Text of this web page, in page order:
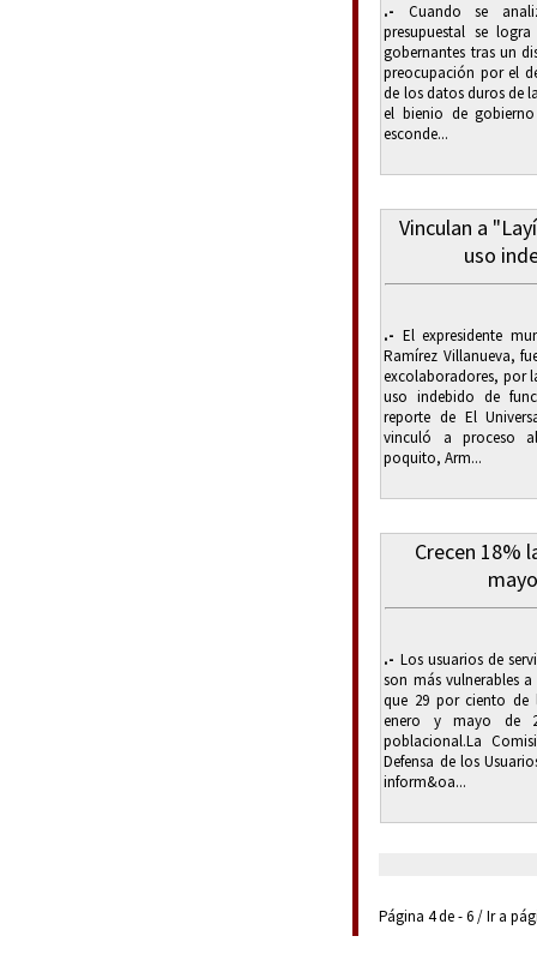
.- Cuando se
presupuestal se
gobernantes tras un
preocupación por el
de los datos duros de
el bienio de
esconde...
Vinculan a
uso
.- El expresidente
Ramírez Villanueva,
excolaboradores, por
uso indebido de
reporte de El
vinculó a proceso
poquito, Arm...
Crecen 18%
.- Los usuarios de
son más vulnerables
que 29 por ciento de
enero y mayo de
poblacional.La
Defensa de los
inform&oa...
Página 4 de - 6 / Ir a